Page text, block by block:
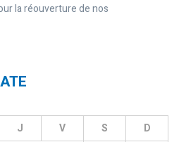
la réouverture de nos
J V S
D